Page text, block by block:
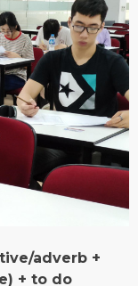
adverb +
+ to do